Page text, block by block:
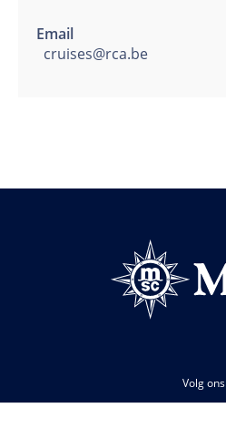
Email
cruises@rca.be
Volg ons